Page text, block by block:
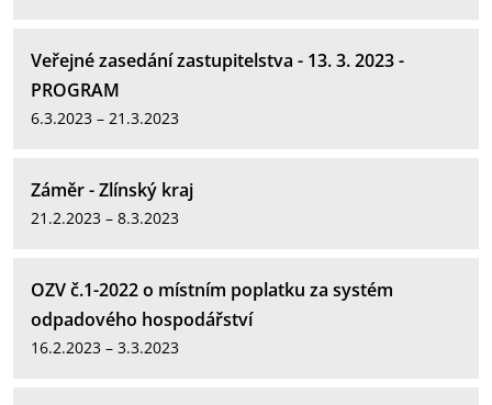
Veřejné zasedání zastupitelstva - 13. 3. 2023 -
PROGRAM
6.3.2023 – 21.3.2023
Záměr - Zlínský kraj
21.2.2023 – 8.3.2023
OZV č.1-2022 o místním poplatku za systém
odpadového hospodářství
16.2.2023 – 3.3.2023